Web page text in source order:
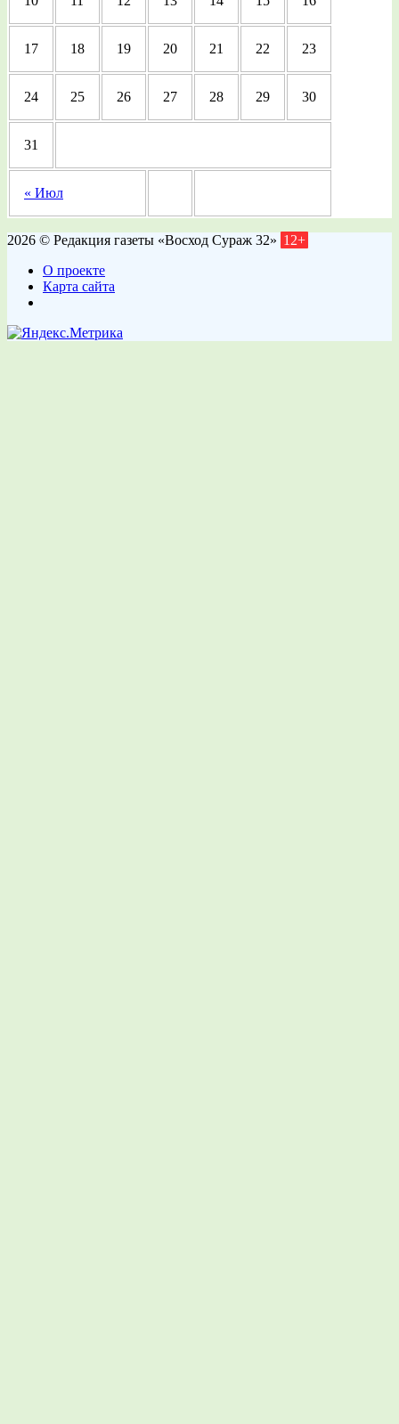
« Июл
17 18 19 20 21 22 23
24 25 26 27 28 29 30
31
2026 © Редакция газеты «Восход Сураж 32» 12+
О проекте
Карта сайта